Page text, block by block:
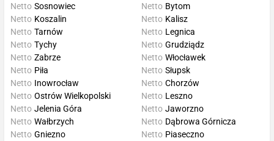
Netto Sosnowiec
Netto Bytom
Netto Koszalin
Netto Tarnów
Netto Tychy
Netto Zabrze
Netto Kalisz
Netto Legnica
Netto Grudziądz
Netto Włocławek
Netto Piła
Netto Inowrocław
Netto Ostrów Wielkopolski
Netto Jelenia Góra
Netto Słupsk
Netto Chorzów
Netto Leszno
Netto Jaworzno
Netto Wałbrzych
Netto Gniezno
Netto Dąbrowa Górnicza
Netto Piaseczno